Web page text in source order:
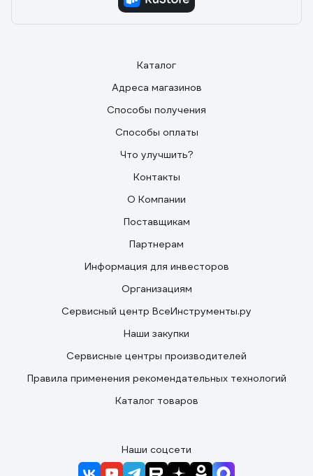
Каталог
Адреса магазинов
Способы получения
Способы оплаты
Что улучшить?
Контакты
О Компании
Поставщикам
Партнерам
Информация для инвесторов
Организациям
Сервисный центр ВсеИнструменты.ру
Наши закупки
Сервисные центры производителей
Правила применения рекомендательных технологий
Каталог товаров
Наши соцсети